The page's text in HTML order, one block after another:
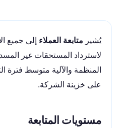
يُشير متابعة العملاء إلى جميع
لاسترداد المستحقات غير
على خزينة الشركة.
مستويات المتابعة